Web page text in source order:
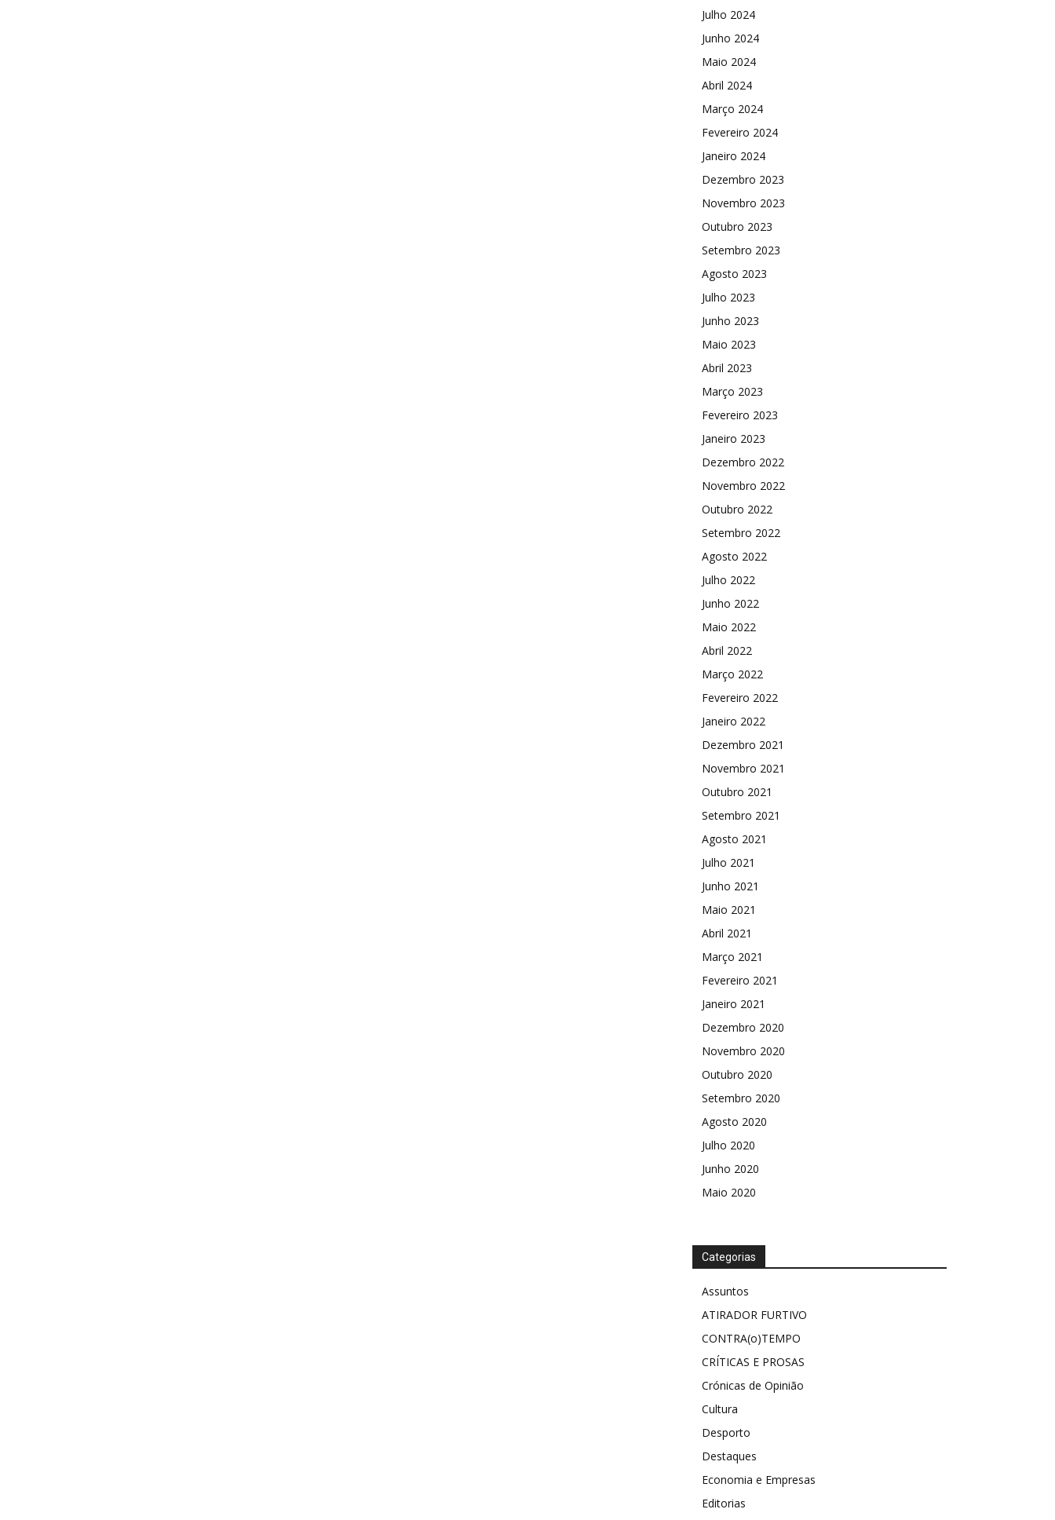
Julho 2024
Junho 2024
Maio 2024
Abril 2024
Março 2024
Fevereiro 2024
Janeiro 2024
Dezembro 2023
Novembro 2023
Outubro 2023
Setembro 2023
Agosto 2023
Julho 2023
Junho 2023
Maio 2023
Abril 2023
Março 2023
Fevereiro 2023
Janeiro 2023
Dezembro 2022
Novembro 2022
Outubro 2022
Setembro 2022
Agosto 2022
Julho 2022
Junho 2022
Maio 2022
Abril 2022
Março 2022
Fevereiro 2022
Janeiro 2022
Dezembro 2021
Novembro 2021
Outubro 2021
Setembro 2021
Agosto 2021
Julho 2021
Junho 2021
Maio 2021
Abril 2021
Março 2021
Fevereiro 2021
Janeiro 2021
Dezembro 2020
Novembro 2020
Outubro 2020
Setembro 2020
Agosto 2020
Julho 2020
Junho 2020
Maio 2020
Categorias
Assuntos
ATIRADOR FURTIVO
CONTRA(o)TEMPO
CRÍTICAS E PROSAS
Crónicas de Opinião
Cultura
Desporto
Destaques
Economia e Empresas
Editorias